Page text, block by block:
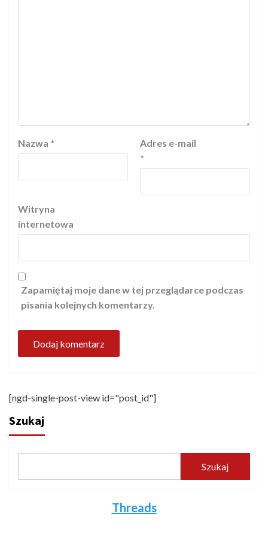
Nazwa *
Adres e-mail
*
Witryna
internetowa
Zapamiętaj moje dane w tej przeglądarce podczas
pisania kolejnych komentarzy.
[ngd-single-post-view id="post_id"]
Szukaj
Szukaj
Threads